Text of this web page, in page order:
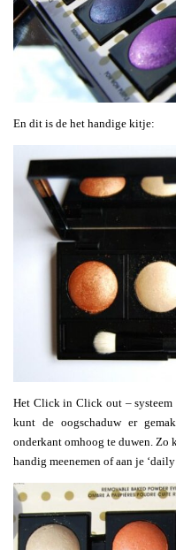
En dit is de het handige kitje:
Het Click in Click out – systeem
kunt de oogschaduw er
onderkant omhoog te duwen. Zo
handig meenemen of aan je ‘daily